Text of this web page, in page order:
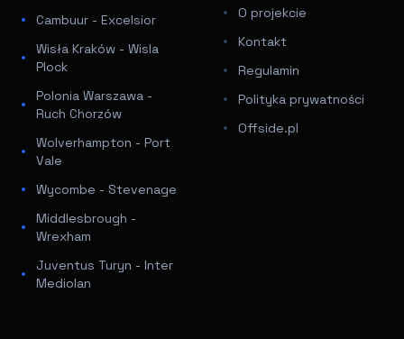
Cambuur - Excelsior
Wisła Kraków - Wisla
Plock
Polonia Warszawa -
Ruch Chorzów
Wolverhampton - Port
Vale
Wycombe - Stevenage
Middlesbrough -
Wrexham
Juventus Turyn - Inter
Mediolan
O projekcie
Kontakt
Regulamin
Polityka prywatności
Offside.pl